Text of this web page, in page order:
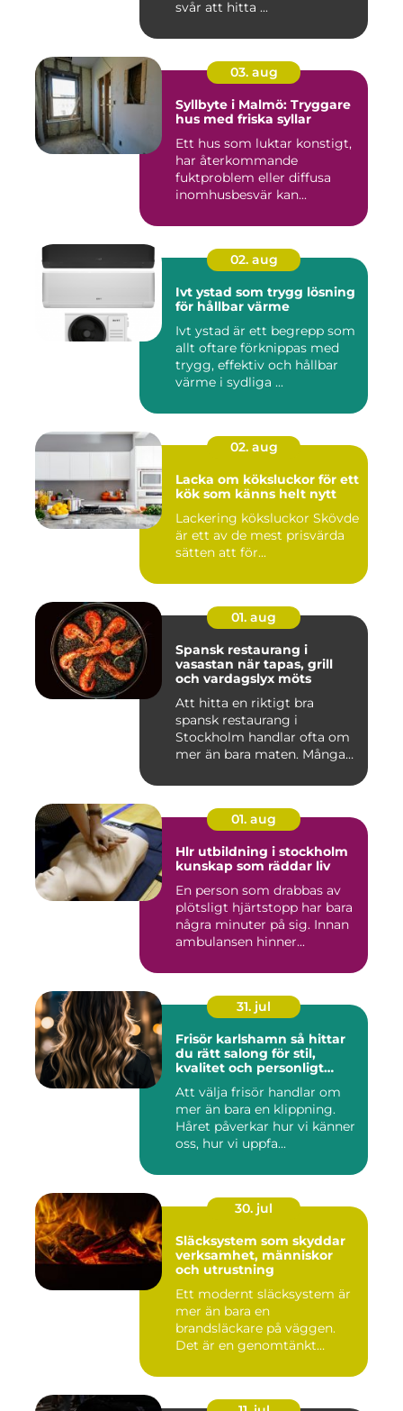
svår att hitta ...
03. aug
Syllbyte i Malmö: Tryggare
hus med friska syllar
Ett hus som luktar konstigt,
har återkommande
fuktproblem eller diffusa
inomhusbesvär kan...
02. aug
Ivt ystad som trygg lösning
för hållbar värme
Ivt ystad är ett begrepp som
allt oftare förknippas med
trygg, effektiv och hållbar
värme i sydliga ...
02. aug
Lacka om köksluckor för ett
kök som känns helt nytt
Lackering köksluckor Skövde
är ett av de mest prisvärda
sätten att för...
01. aug
Spansk restaurang i
vasastan när tapas, grill
och vardagslyx möts
Att hitta en riktigt bra
spansk restaurang i
Stockholm handlar ofta om
mer än bara maten. Många
01. aug
Hlr utbildning i stockholm
kunskap som räddar liv
En person som drabbas av
plötsligt hjärtstopp har bara
några minuter på sig. Innan
ambulansen hinner...
31. jul
Frisör karlshamn så hittar
du rätt salong för stil,
kvalitet och personligt
Att välja frisör handlar om
mer än bara en klippning.
Håret påverkar hur vi känner
oss, hur vi uppfa...
30. jul
Släcksystem som skyddar
verksamhet, människor
och utrustning
Ett modernt släcksystem är
mer än bara en
brandsläckare på väggen.
Det är en genomtänkt